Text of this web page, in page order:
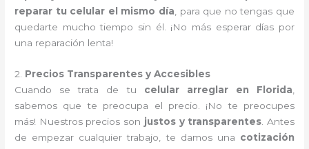
reparar tu celular el mismo día , para que no tengas que
quedarte mucho tiempo sin él. ¡No más esperar días por
una reparación lenta!
2. Precios Transparentes y Accesibles
Cuando se trata de tu celular arreglar en Florida
sabemos que te preocupa el precio. ¡No te preocupes
más! Nuestros precios son justos y transparentes . Antes
de empezar cualquier trabajo, te damos una cotización